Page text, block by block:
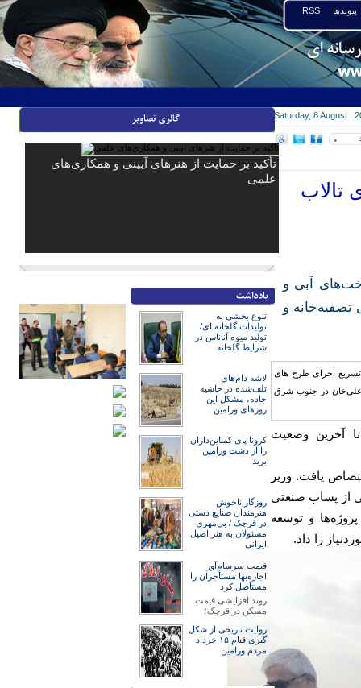
RSS پیوندها
Saturday, 8 August ,
۰
تالاب
آبی و
تصفیه‌خانه و
آخرین وضعیت
یافت. وزیر
از پساب صنعتی
و توسعه
را داد.
تأکید بر حمایت از هنرهای آیینی و همکاری‌های
علمی
تنوع بخشی به
تولیدات گلخانه ای/
تولید میوه آناناس در
شرایط گلخانه
لاشه دام‌های
تلف‌شده در حاشیه
جاده، مشکل این
روزهای ورامین
کرونا پای کمباین‌داران
را از دشت ورامین
برید
روزگار ناخوش
هنرمند‌‌‌ان صنایع دستی
در قرچک / ‌بی‌مهری
مسئولان‌ به هنر اصیل
ایرانی
قیمت سرسام‌آور
اجاره‌بها مستأجران را
مستأصل کرد
روند افزایشی قیمت
مسکن در قرچک؛
روایت تاریخی از شکل
گیری قیام ۱۵ خرداد
مردم ورامین